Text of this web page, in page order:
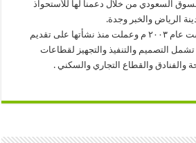
السعودي من خلال دعمنا لها للأستحواذ
الرياض والخبر وجدة.
يذكر ان كيان الاعمال تأسست عام ٢٠٠٣ م وعملت منذ نشأتها على تقديم
التصميم والتنفيذ والتجهيز لقطاعات
والقطاع التجاري والسكني .